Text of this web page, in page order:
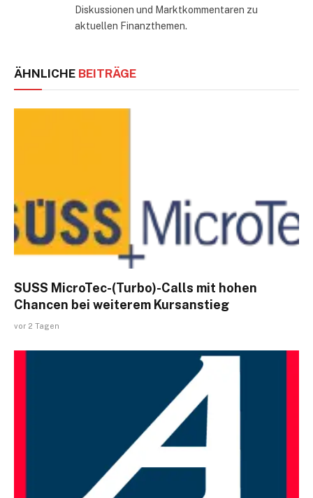
Diskussionen und Marktkommentaren zu
aktuellen Finanzthemen.
ÄHNLICHE BEITRÄGE
SUSS MicroTec-(Turbo)-Calls mit hohen
Chancen bei weiterem Kursanstieg
vor 2 Tagen